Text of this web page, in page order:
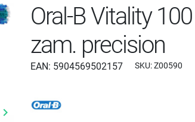
Następny
Oral-B Vitality
zam. precision
EAN: 5904569502157 SKU: Z00590